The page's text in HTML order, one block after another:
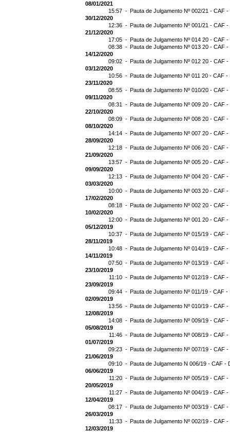
08/01/2021
15:57 - Pauta de Julgamento Nº 002/21 - CAF
30/12/2020
12:36 - Pauta de Julgamento Nº 001/21 - CAF
21/12/2020
17:05 - Pauta de Julgamento Nº 014 20 - CAF
08:38 - Pauta de Julgamento Nº 013 20 - CAF
14/12/2020
09:02 - Pauta de Julgamento Nº 012 20 - CAF
03/12/2020
10:56 - Pauta de Julgamento Nº 011 20 - CAF -
23/11/2020
08:55 - Pauta de Julgamento Nº 010/20 - CAF -
09/11/2020
08:31 - Pauta de Julgamento Nº 009 20 - CAF -
22/10/2020
08:09 - Pauta de Julgamento Nº 008 20 - CAF
08/10/2020
14:14 - Pauta de Julgamento Nº 007 20 - CAF
28/09/2020
12:18 - Pauta de Julgamento Nº 006 20 - CAF
21/09/2020
13:57 - Pauta de Julgamento Nº 005 20 - CAF
09/09/2020
12:13 - Pauta de Julgamento Nº 004 20 - CAF
03/03/2020
10:00 - Pauta de Julgamento Nº 003 20 - CAF
17/02/2020
08:18 - Pauta de Julgamento Nº 002 20 - CAF
10/02/2020
12:00 - Pauta de Julgamento Nº 001 20 - CAF
05/12/2019
10:37 - Pauta de Julgamento Nº 015/19 - CAF -
28/11/2019
10:48 - Pauta de Julgamento Nº 014/19 - CAF
14/11/2019
07:50 - Pauta de Julgamento Nº 013/19 - CAF -
23/10/2019
11:10 - Pauta de Julgamento Nº 012/19 - CAF
23/09/2019
09:44 - Pauta de Julgamento Nº 011/19 - CAF -
02/09/2019
13:56 - Pauta de Julgamento Nº 010/19 - CAF
12/08/2019
14:08 - Pauta de Julgamento Nº 009/19 - CAF
05/08/2019
11:46 - Pauta de Julgamento Nº 008/19 - CAF
01/07/2019
09:23 - Pauta de Julgamento Nº 007/19 - CAF
21/06/2019
09:10 - Pauta de Julgamento N 006/19 - CAF -
06/06/2019
11:20 - Pauta de Julgamento Nº 005/19 - CAF -
20/05/2019
11:27 - Pauta de Julgamento Nº 004/19 - CAF
12/04/2019
08:17 - Pauta de Julgamento Nº 003/19 - CAF
26/03/2019
11:33 - Pauta de Julgamento Nº 002/19 - CAF
12/03/2019